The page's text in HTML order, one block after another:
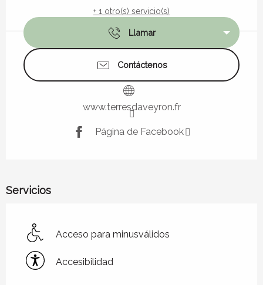
+ 1 otro(s) servicio(s)
Llamar
Contáctenos
www.terresdaveyron.fr
Página de Facebook
Servicios
Acceso para minusválidos
Accesibilidad